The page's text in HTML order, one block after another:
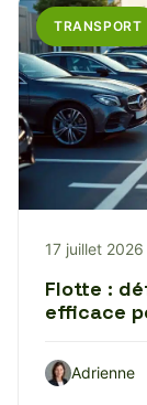
TRANSPORT
17 juillet 2026
Flotte :
efficace
Adrienne